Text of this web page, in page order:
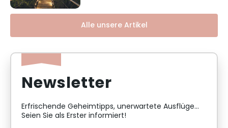
Alle unsere Artikel
Newsletter
Erfrischende Geheimtipps, unerwartete Ausflüge...
Seien Sie als Erster informiert!